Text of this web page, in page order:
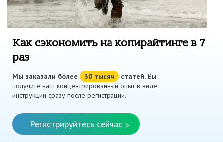
Как сэкономить на копирайтинге в 7
раз
Мы заказали более 30 тысяч статей. Вы
получите наш концентрированный опыт в виде
инструкции сразу после регистрации.
Регистрируйтесь сейчас >